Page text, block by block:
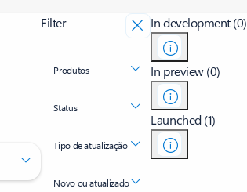
Filter
Produtos
Status
Tipo de atualização
Novo ou atualizado
In development (0)
In preview (0)
Launched (1)